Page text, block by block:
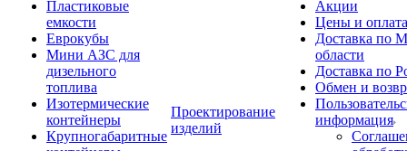
Пластиковые
емкости
Еврокубы
Мини АЗС для
дизельного
топлива
Изотермические
контейнеры
Крупногабаритные
Проектирование
изделий
Акции
Цены и оплата
Доставка по
области
Доставка по
Обмен и
информация